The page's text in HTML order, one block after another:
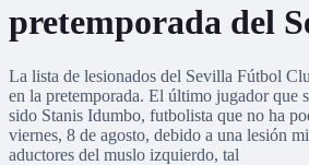
pretemporada del
La lista de lesionados del Sevilla Fútbol
en la pretemporada. El último jugador que
sido Stanis Idumbo, futbolista que no ha
viernes, 8 de agosto, debido a una lesión
aductores del muslo izquierdo, tal